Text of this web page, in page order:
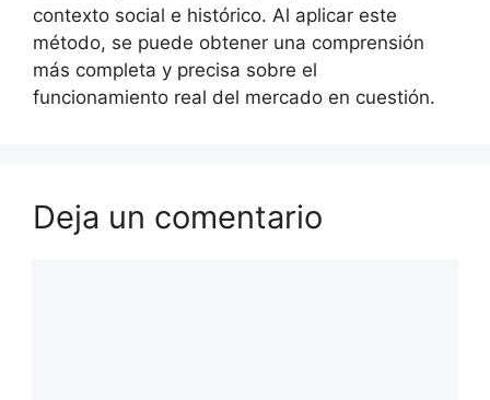
contexto social e histórico. Al aplicar este
método, se puede obtener una comprensión
más completa y precisa sobre el
funcionamiento real del mercado en cuestión.
Deja un comentario